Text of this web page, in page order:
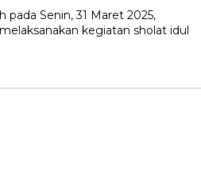
Senin, 31 Maret 2025,
kegiatan sholat idul